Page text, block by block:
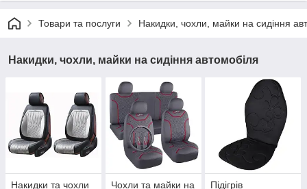
Товари та послуги Накидки, чохли, майки на сидіння
Накидки, чохли, майки на сидіння автомобіля
Накидки та чохли
Чохли та майки на
Підігрів